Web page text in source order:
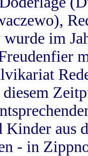
im
Kinder aus
- in